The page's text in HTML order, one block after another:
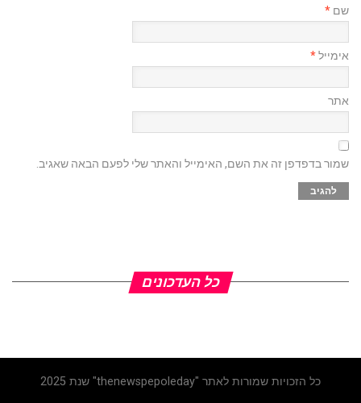
שם *
אימייל*
אתר
שמור בדפדפן זה את השם, האימייל והאתר שלי לפעם הבאה שאגיב.
כל העדכונים
כל הזכויות שמורות לאתר "thenewspepoleday" שנת 2025